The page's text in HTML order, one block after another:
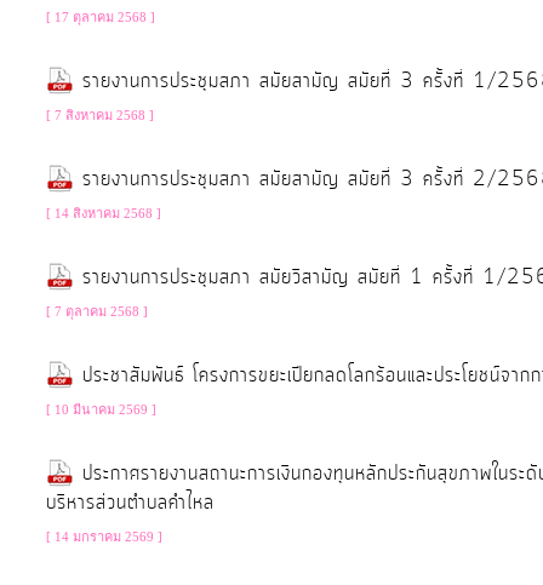
[ 17 ตุลาคม 2568 ]
รายงานการประชุมสภา สมัยสามัญ สมัยที่ 3 ครั้งที่ 1/
[ 7 สิงหาคม 2568 ]
รายงานการประชุมสภา สมัยสามัญ สมัยที่ 3 ครั้งที่ 2/
[ 14 สิงหาคม 2568 ]
รายงานการประชุมสภา สมัยวิสามัญ สมัยที่ 1 ครั้งที่ 1/
[ 7 ตุลาคม 2568 ]
ประชาสัมพันธ์ โครงการขยะเปียกลดโลกร้อนและประโยชน์จ
[ 10 มีนาคม 2569 ]
ประกาศรายงานสถานะการเงินกองทุนหลักประกันสุขภาพใ
บริหารส่วนตำบลคำไหล
[ 14 มกราคม 2569 ]